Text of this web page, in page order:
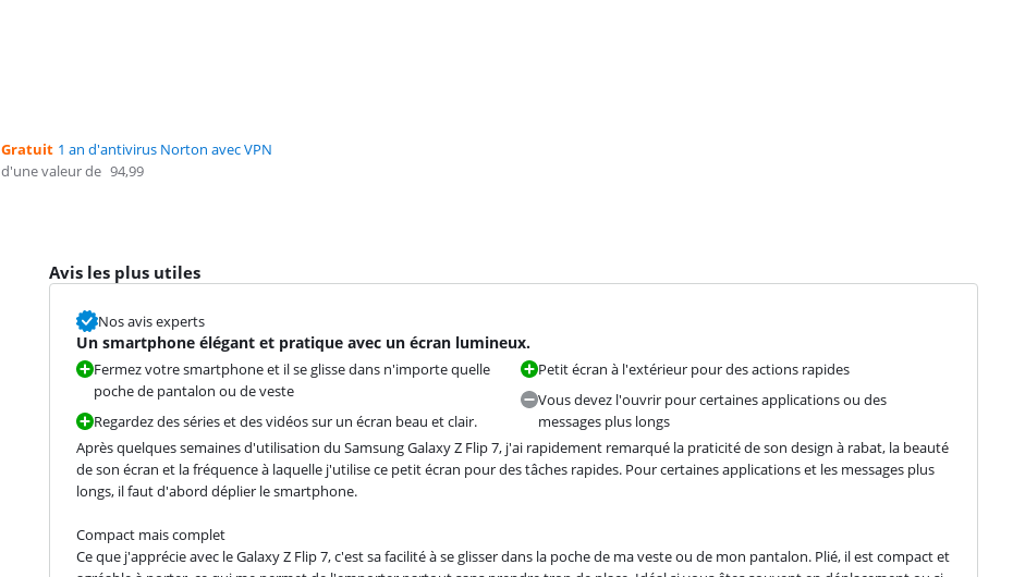
Gratuit 1 an d'antivirus Norton avec VPN
d'une valeur de 94,99
Avis les plus utiles
Nos avis experts
Un smartphone élégant et pratique avec un écran lumineux.
Fermez votre smartphone et il se glisse dans n'importe quelle
poche de pantalon ou de veste
Regardez des séries et des vidéos sur un écran beau et clair.
Petit écran à l'extérieur pour des actions rapides
Vous devez l'ouvrir pour certaines applications ou des
messages plus longs
Après quelques semaines d'utilisation du Samsung Galaxy Z Flip 7, j'ai rapidement remarqué la praticité de son design à rabat, la beauté
de son écran et la fréquence à laquelle j'utilise ce petit écran pour des tâches rapides. Pour certaines applications et les messages plus
longs, il faut d'abord déplier le smartphone.
Compact mais complet
Ce que j'apprécie avec le Galaxy Z Flip 7, c'est sa facilité à se glisser dans la poche de ma veste ou de mon pantalon. Plié, il est compact et